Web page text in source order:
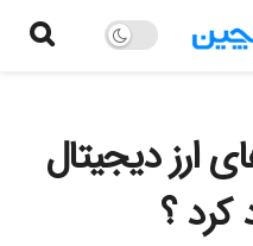
ارز دیجیتال
کرد ؟